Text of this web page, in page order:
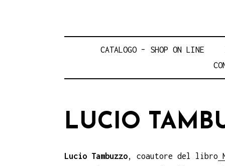
CATALOGO – SHOP ON LINE
LUCIO
Lucio Tambuzzo , coautore del libro